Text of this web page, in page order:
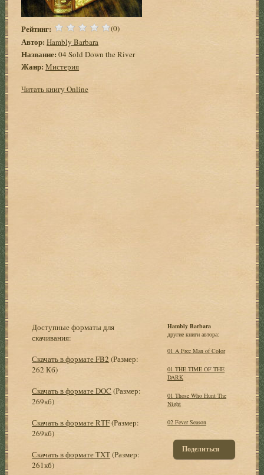
Рейтинг: (0)
Автор: Hambly Barbara
Название: 04 Sold Down the River
Жанр: Мистерия
Читать книгу Online
Доступные форматы для
скачивания:
Скачать в формате FB2 (Размер:
262 Кб)
Скачать в формате DOC (Размер:
269кб)
Скачать в формате RTF(Размер:
269кб)
Скачать в формате TXT(Размер:
261кб)
Hambly Barbara
другие книги автора:
01 A Free Man of Color
01 THE TIME OF THE
DARK
01 Those Who Hunt The
Night
02 Fever Season
Поделиться